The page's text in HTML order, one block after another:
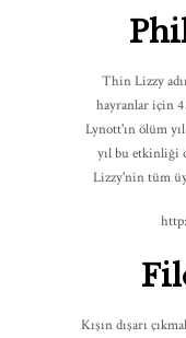
Thin Lizzy
hayranlar için 4
Lynott'ın ölüm
yıl bu etkinliği
Lizzy'nin tüm
Kışın dışarı